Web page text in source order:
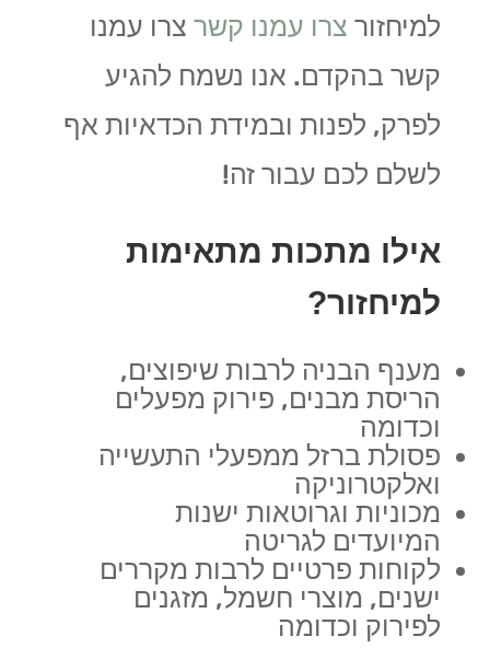
למיחזור צרו עמנו קשרצרו עמנו
קשר בהקדם. אנו נשמח להגיע
לפרק, לפנות ובמידת הכדאיות אף
לשלם לכם עבור זה!
אילו מתכות מתאימות
למיחזור?
מענף הבניה לרבות שיפוצים,
הריסת מבנים, פירוק מפעלים
וכדומה
פסולת ברזל ממפעלי התעשייה
ואלקטרוניקה
מכוניות וגרוטאות ישנות
המיועדים לגריטה
לקוחות פרטיים לרבות מקררים
ישנים, מוצרי חשמל, מזגנים
לפירוק וכדומה